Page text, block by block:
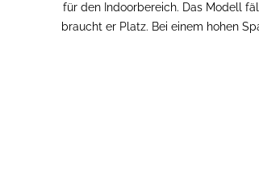
für den Indoorbereich. Das Modell
braucht er Platz. Bei einem hohen